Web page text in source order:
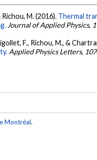
M. (2016). Thermal
Journal of Applied Physics,
F., Richou, M., &
Applied Physics Letters, 107
Montréal.